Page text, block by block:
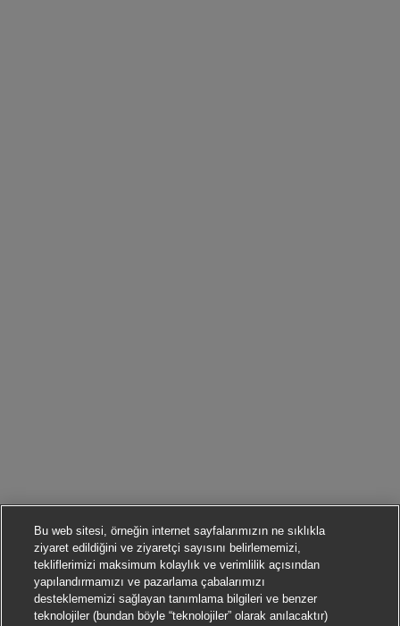
Bu web sitesi, örneğin internet sayfalarımızın ne sıklıkla
ziyaret edildiğini ve ziyaretçi sayısını belirlememizi,
tekliflerimizi maksimum kolaylık ve verimlilik açısından
yapılandırmamızı ve pazarlama çabalarımızı
desteklememizi sağlayan tanımlama bilgileri ve benzer
teknolojiler (bundan böyle “teknolojiler” olarak anılacaktır)